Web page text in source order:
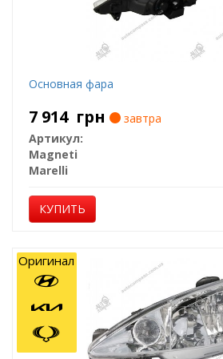
Основная фара
7 914 грн
завтра
Артикул:
Magneti
Marelli
КУПИТЬ
Оригинал